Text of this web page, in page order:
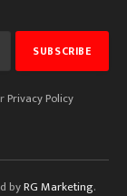
Privacy Policy
byRG Marketing.